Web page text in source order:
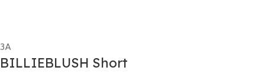
3A
BILLIEBLUSH Short